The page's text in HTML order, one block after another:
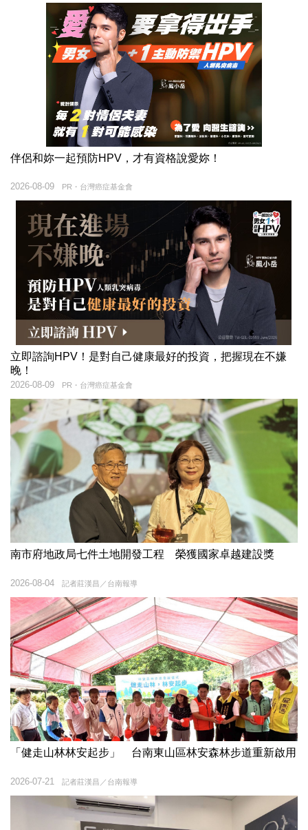
伴侶和妳一起預防HPV，才有資格說愛妳！
PR・台灣癌症基金會
2026-08-09
立即諮詢HPV！是對自己健康最好的投資，把握現在不嫌
晚！
PR・台灣癌症基金會
2026-08-09
南市府地政局七件土地開發工程 榮獲國家卓越建設獎
記者莊漢昌／台南報導
2026-08-04
「健走山林林安起步」 台南東山區林安森林步道重新啟用
記者莊漢昌／台南報導
2026-07-21